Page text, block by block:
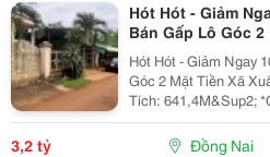
Hót Hót - Giảm
Bán Gấp Lô Góc
Mỹ, Đồng Nai
Hót Hót - Giảm Ngay
Góc 2 Mặt Tiền Xã
Tích: 641,4M&Sup2;
Thuận Tiện Kinh
764 Chỉ Khoảng
3,2 tỷ Đồng Nai